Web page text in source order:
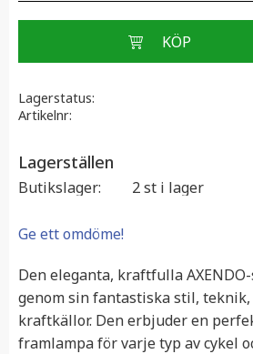
Lagerstatus
Artikelnr
Lagerställen
Butikslager 2 st i lager
Ge ett omdöme!
Den eleganta, kraftfulla
genom sin fantastiska stil,
kraftkällor. Den erbjuder en
framlampa för varje typ av cykel